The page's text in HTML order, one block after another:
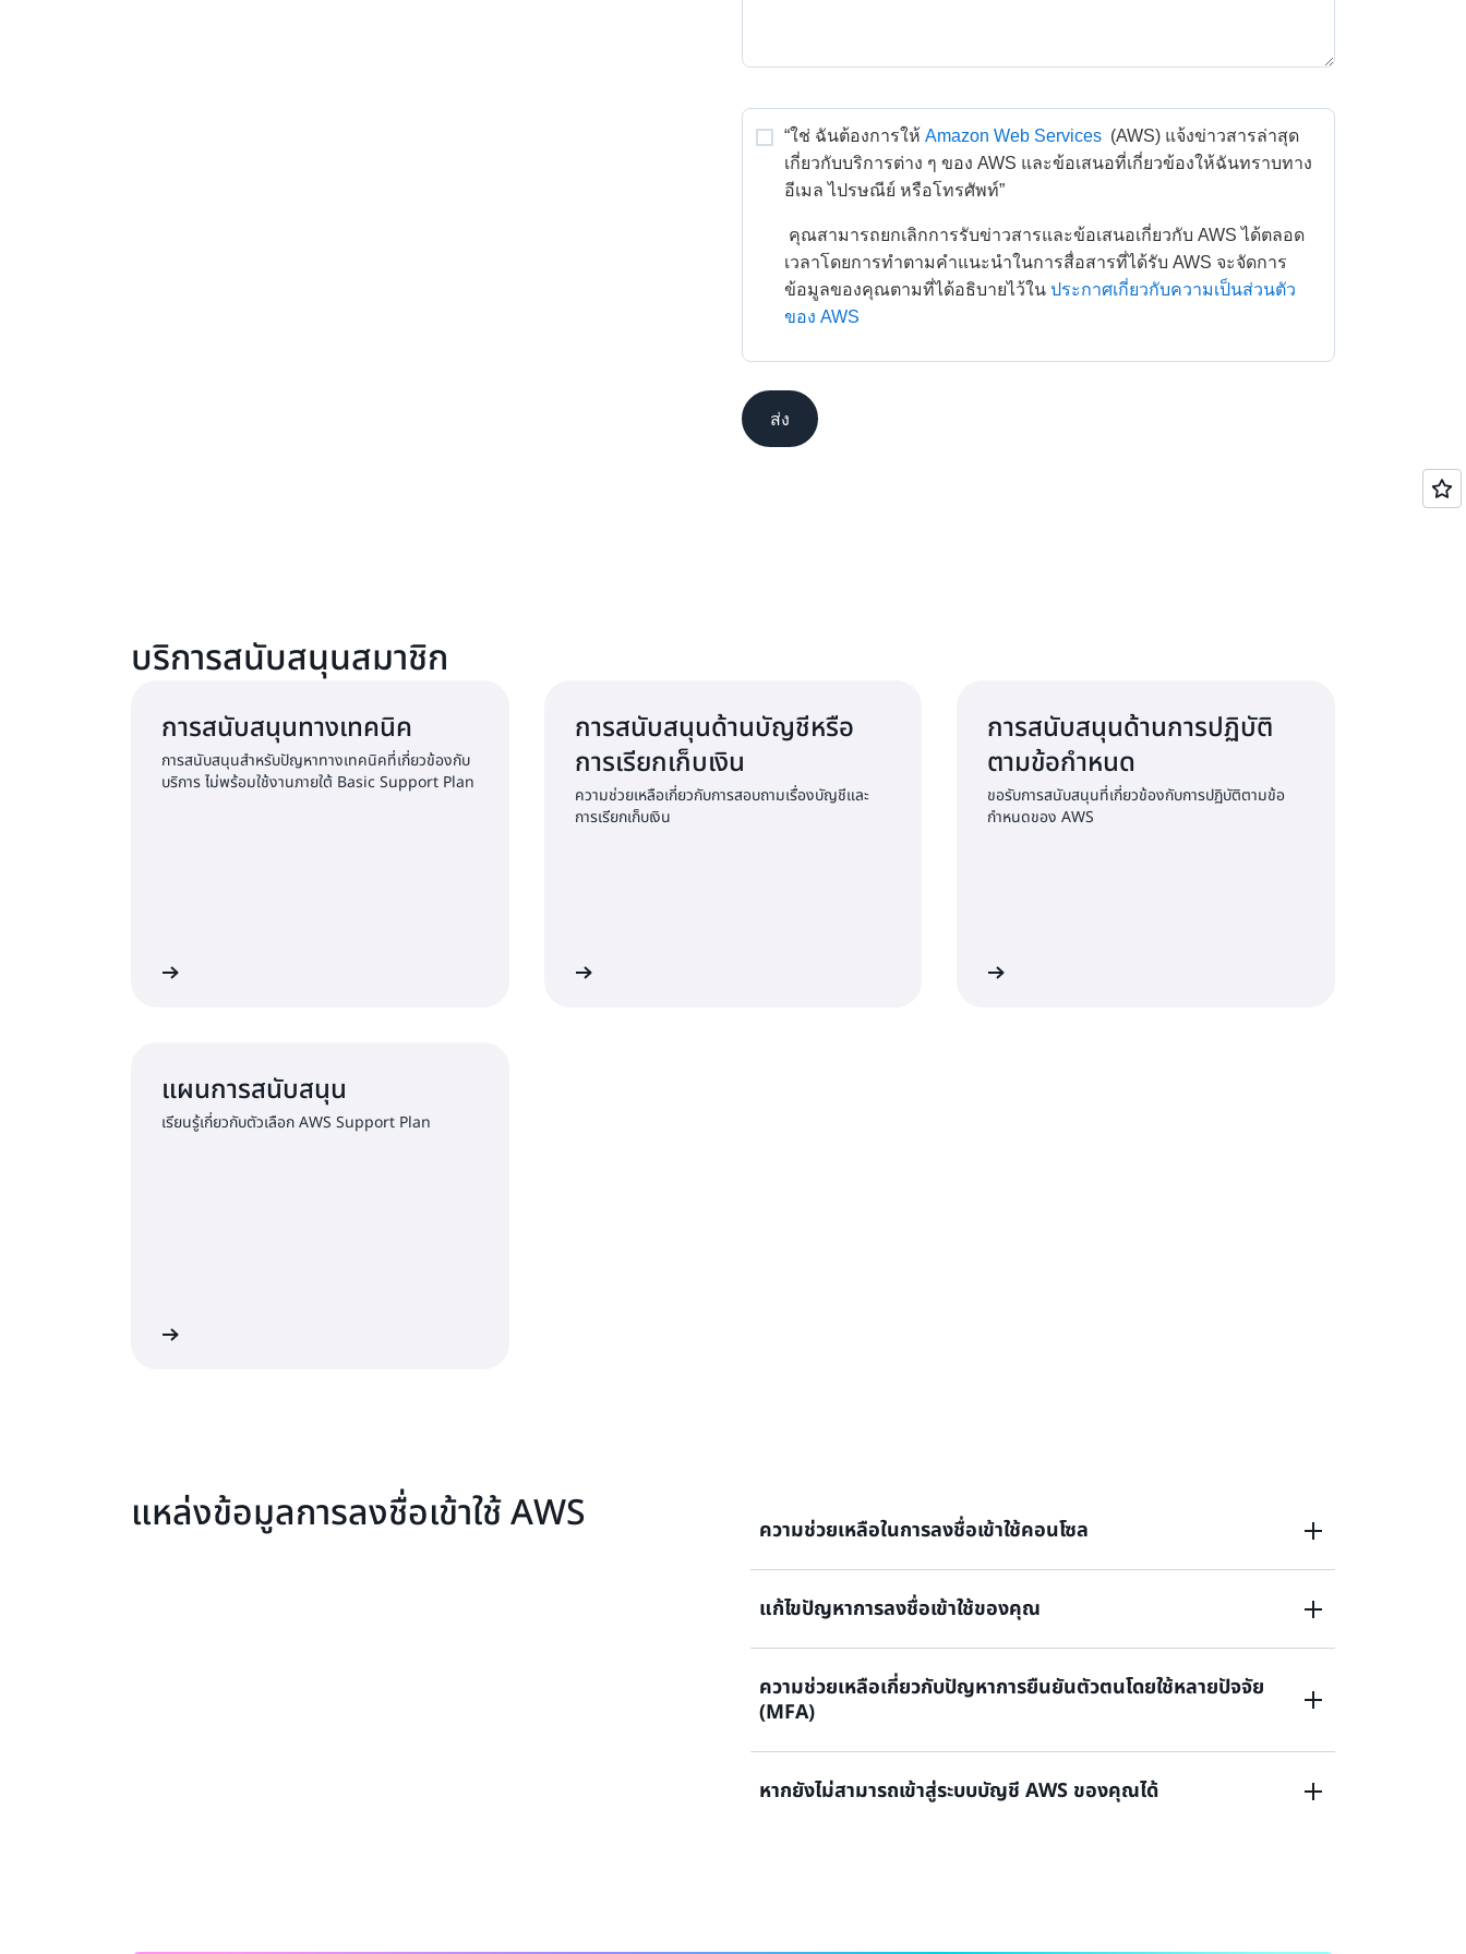
“ใช่ ฉันต้องการให้ Amazon Web Services (AWS) แจ้งข่าวสารล่าสุด
เกี่ยวกับบริการต่าง ๆ ของ AWS และข้อเสนอที่เกี่ยวข้องให้ฉันทราบทาง
อีเมล ไปรษณีย์ หรือโทรศัพท์”
เวลาโดยการทำตามคำแนะนำในการสื่อสารที่ได้รับ AWS จะจัดการ
ข้อมูลของคุณตามที่ได้อธิบายไว้ใน ประกาศเกี่ยวกับความเป็นส่วนตัว
ของ AWS
ส่ง
บริการสนับสนุนสมาชิก
การสนับสนุนทางเทคนิค
การสนับสนุนสำหรับปัญหาทางเทคนิคที่เกี่ยวข้องกับ
บริการ ไม่พร้อมใช้งานภายใต้ Basic Support Plan
การสนับสนุนด้านบัญชีหรือ
การเรียกเก็บเงิน
ความช่วยเหลือเกี่ยวกับการสอบถามเรื่องบัญชีและ
การเรียกเก็บเงิน
การสนับสนุนด้านการปฏิบัติ
ตามข้อกำหนด
ขอรับการสนับสนุนที่เกี่ยวข้องกับการปฏิบัติตามข้อ
กำหนดของ AWS
ติดต่อขอรับการสนับสนุนด้านการปฏิบัติตามข้อกำหนดของ AWS
แผนการสนับสนุน
เรียนรู้เกี่ยวกับตัวเลือก AWS Support Plan
แหล่งข้อมูลการลงชื่อเข้าใช้ AWS ความช่วยเหลือในการลงชื่อเข้าใช้คอนโซล
ต้องการความช่วยเหลือในการลงชื่อเข้าใช้คอนโซลการจัดการของ AWS หรือไม่
ดูเอกสารประกอบ
แก้ไขปัญหาการลงชื่อเข้าใช้ของคุณ
ลองลงชื่อเข้าใช้แล้ว แต่ข้อมูลประจำตัวใช้ไม่ได้หรือ หรือไม่มีข้อมูลประจำตัวในการ
เข้าถึงบัญชีผู้ใช้ที่มีสิทธิ์ใช้งานสูงสุดของ AWS หรือ
ความช่วยเหลือเกี่ยวกับปัญหาการยืนยันตัวตนโดยใช้หลายปัจจัย
(MFA)
อุปกรณ์การยืนยันตัวตนโดยใช้หลายปัจจัย (MFA) สูญหายหรือไม่สามารถใช้งาน
หากยังไม่สามารถเข้าสู่ระบบบัญชี AWS ของคุณได้